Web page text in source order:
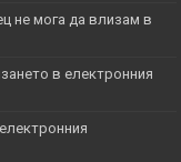
не мога да влизам в
в електронния